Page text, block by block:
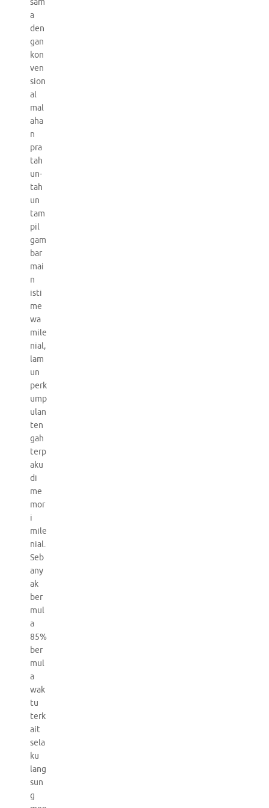
a
den
gan
kon
ven
sion
al
mal
aha
n
pra
tah
un-
tah
un
tam
pil
gam
bar
mai
n
isti
me
wa
mile
nial,
lam
un
perk
ump
ulan
ten
gah
terp
aku
di
me
mor
i
mile
nial.
Seb
any
ak
ber
mul
a
85%
ber
mul
a
wak
tu
terk
ait
sela
ku
lang
sun
g